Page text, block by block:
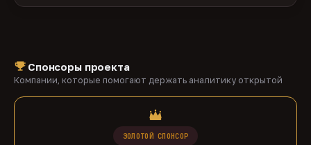
Спонсоры проекта
Компании, которые помогают держать аналитику открытой
ЗОЛОТОЙ СПОНСОР